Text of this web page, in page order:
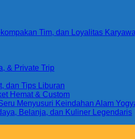
Tim, dan Loyalitas
& Private Trip
dan Tips Liburan
Hemat & Custom
Menyusuri Keindahan Alam
Belanja, dan Kuliner Legendaris